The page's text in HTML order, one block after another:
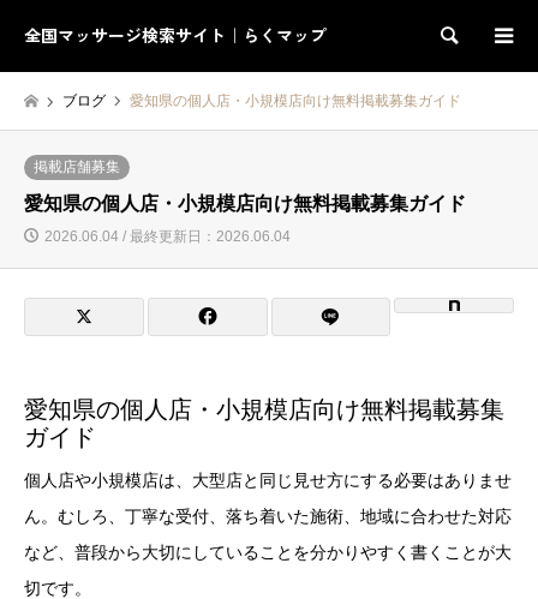
全国マッサージ検索サイト｜らくマップ 検索
ブログ 愛知県の個人店・小規模店向け無料掲載募集ガイド
掲載店舗募集
愛知県の個人店・小規模店向け無料掲載募集ガイド
2026.06.04 / 最終更新日：2026.06.04
愛知県の個人店・小規模店向け無料掲載募集
ガイド
個人店や小規模店は、大型店と同じ見せ方にする必要はありませ
ん。むしろ、丁寧な受付、落ち着いた施術、地域に合わせた対応
など、普段から大切にしていることを分かりやすく書くことが大
切です。